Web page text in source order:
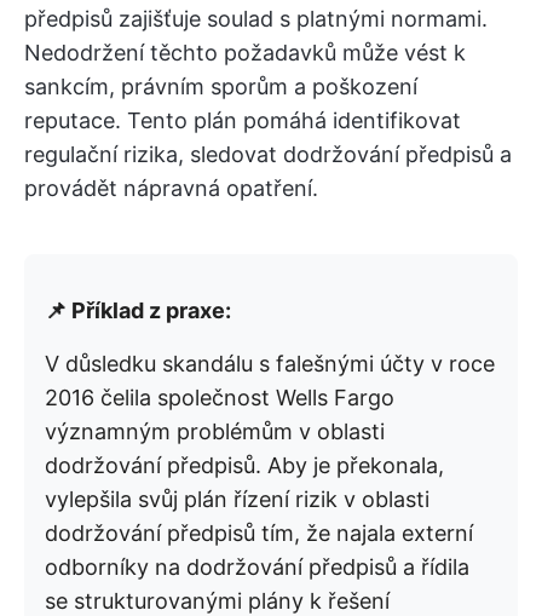
předpisů zajišťuje soulad s platnými normami.
Nedodržení těchto požadavků může vést k
sankcím, právním sporům a poškození
reputace. Tento plán pomáhá identifikovat
regulační rizika, sledovat dodržování předpisů a
provádět nápravná opatření.
📌 Příklad z praxe:
V důsledku skandálu s falešnými účty v roce
2016 čelila společnost Wells Fargo
významným problémům v oblasti
dodržování předpisů. Aby je překonala,
vylepšila svůj plán řízení rizik v oblasti
dodržování předpisů tím, že najala externí
odborníky na dodržování předpisů a řídila
se strukturovanými plány k řešení